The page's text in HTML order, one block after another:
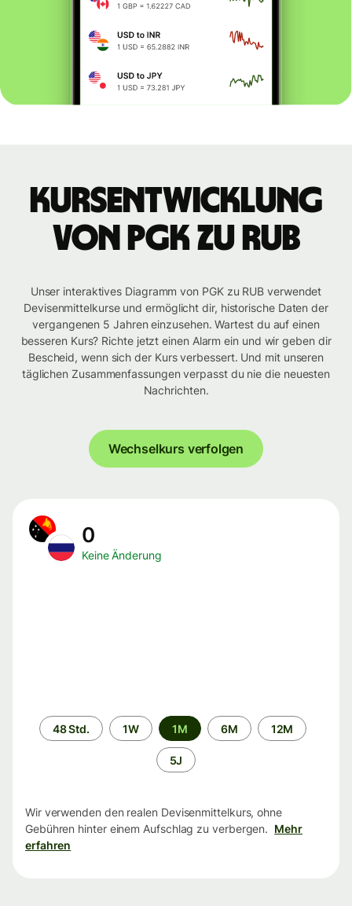
Kursentwicklung
von PGK zu RUB
Unser interaktives Diagramm von PGK zu RUB verwendet
Devisenmittelkurse und ermöglicht dir, historische Daten der
vergangenen 5 Jahren einzusehen. Wartest du auf einen
besseren Kurs? Richte jetzt einen Alarm ein und wir geben dir
Bescheid, wenn sich der Kurs verbessert. Und mit unseren
täglichen Zusammenfassungen verpasst du nie die neuesten
Nachrichten.
Wechselkurs verfolgen
0
Keine Änderung
Zeitraum
48 Std. 1W 1M 6M 12M
5J
Wir verwenden den realen Devisenmittelkurs, ohne
Gebühren hinter einem Aufschlag zu verbergen. Mehr
erfahren